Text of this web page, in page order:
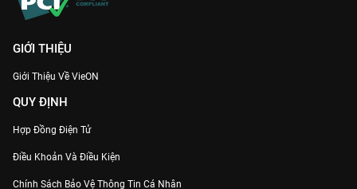
GIỚI THIỆU
Giới Thiệu Về VieON
QUY ĐỊNH
Hợp Đồng Điện Tử
Điều Khoản Và Điều Kiện
Chính Sách Bảo Vệ Thông Tin Cá Nhân